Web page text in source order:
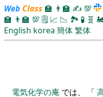
Web Class 🏫 👨‍🏫 ✍ 💯
🏫 👨‍🏫 💯 🗒️ 📈 📉 🏞 🧪 🧬
English korea 簡体繁体
電気化学の庵 では、 「